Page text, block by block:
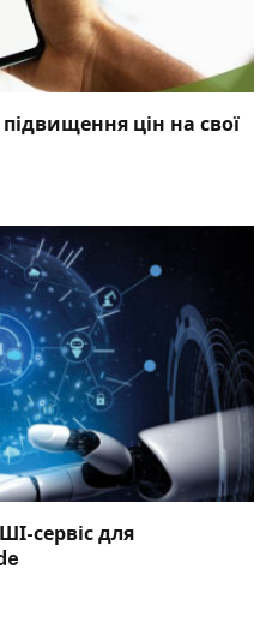
підвищення цін на свої
сервіс для